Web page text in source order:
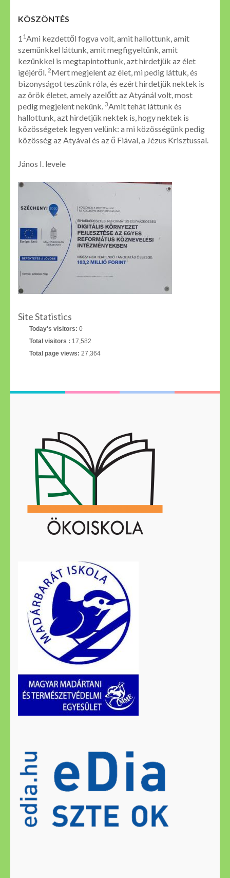
KÖSZÖNTÉS
1 1Ami kezdettől fogva volt, amit hallottunk, amit
szemünkkel láttunk, amit megfigyeltünk, amit
kezünkkel is megtapintottunk, azt hirdetjük az élet
igéjéről. 2Mert megjelent az élet, mi pedig láttuk, és
bizonyságot teszünk róla, és ezért hirdetjük nektek is
az örök életet, amely azelőtt az Atyánál volt, most
pedig megjelent nekünk. 3Amit tehát láttunk és
hallottunk, azt hirdetjük nektek is, hogy nektek is
közösségetek legyen velünk: a mi közösségünk pedig
közösség az Atyával és az ő Fiával, a Jézus Krisztussal.
János I. levele
Site Statistics
Today's visitors: 0
Total visitors : 17,582
Total page views: 27,364